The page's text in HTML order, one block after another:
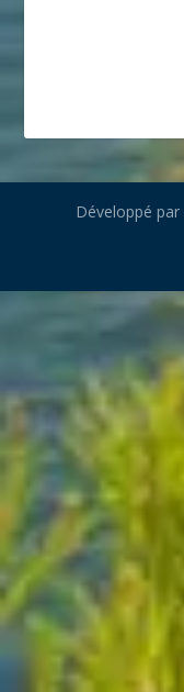
Développé par